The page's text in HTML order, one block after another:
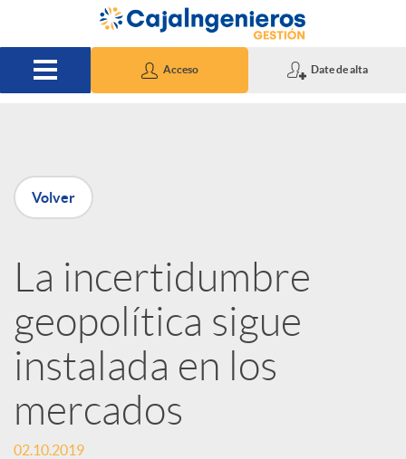
Saltar al contenido principal
Acceso Date de alta
P
u
b
l
i
Volver
La incertidumbre
geopolítica sigue
instalada en los
mercados
02.10.2019